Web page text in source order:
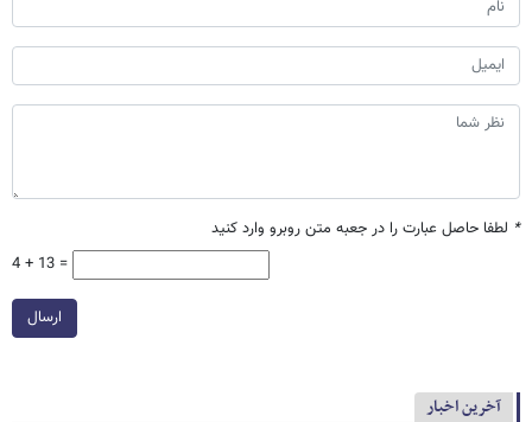
* لطفا حاصل عبارت را در جعبه متن روبرو وارد کنید
4 + 13 =
ارسال
آخرین اخبار